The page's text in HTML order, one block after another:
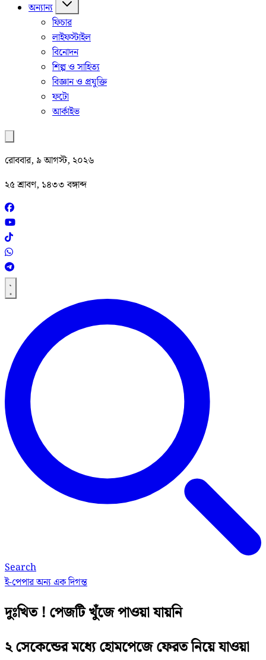
অন্যান্য
ফিচার
লাইফস্টাইল
বিনোদন
শিল্প ও সাহিত্য
বিজ্ঞান ও প্রযুক্তি
ফটো
আর্কাইভ
রোববার, ৯ আগস্ট, ২০২৬
২৫ শ্রাবণ, ১৪৩৩ বঙ্গাব্দ
Search
ই-পেপারঅন্য এক দিগন্ত
দুঃখিত ! পেজটি খুঁজে পাওয়া যায়নি
২ সেকেন্ডের মধ্যে হোমপেজে ফেরত নিয়ে যাওয়া